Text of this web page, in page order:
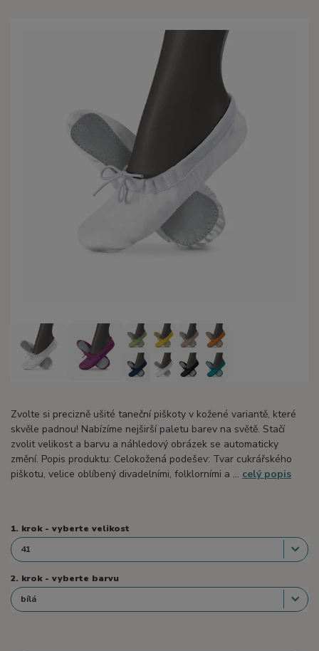
Zvolte si precizně ušité taneční piškoty v kožené variantě, které
skvěle padnou! Nabízíme nejširší paletu barev na světě. Stačí
zvolit velikost a barvu a náhledový obrázek se automaticky
změní. Popis produktu: Celokožená podešev: Tvar cukrářského
piškotu, velice oblíbený divadelními, folklorními a ... celý popis
1. krok - vyberte velikost
2. krok - vyberte barvu